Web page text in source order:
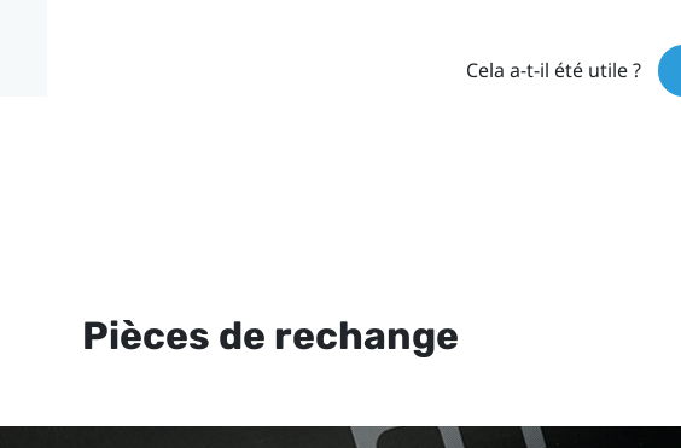
Cela a-t-il été utile ?
Pièces de rechange